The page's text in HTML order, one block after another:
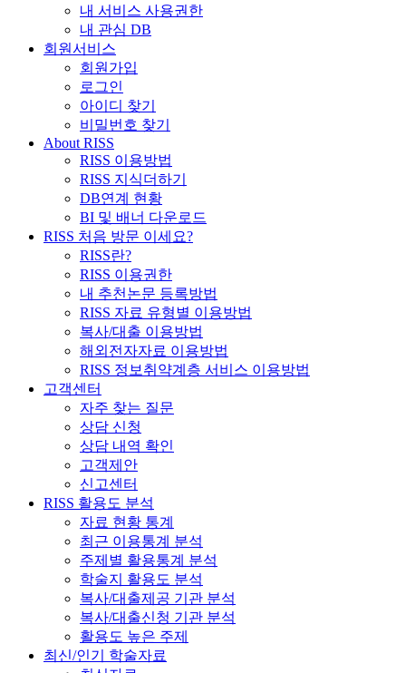
내 서비스 사용권한
내 관심 DB
회원서비스
회원가입
로그인
아이디 찾기
비밀번호 찾기
About RISS
RISS 이용방법
RISS 지식더하기
DB연계 현황
BI 및 배너 다운로드
RISS 처음 방문 이세요?
RISS란?
RISS 이용권한
내 추천논문 등록방법
RISS 자료 유형별 이용방법
복사/대출 이용방법
해외전자자료 이용방법
RISS 정보취약계층 서비스 이용방법
고객센터
자주 찾는 질문
상담 신청
상담 내역 확인
고객제안
신고센터
RISS 활용도 분석
자료 현황 통계
최근 이용통계 분석
주제별 활용통계 분석
학술지 활용도 분석
복사/대출제공 기관 분석
복사/대출신청 기관 분석
활용도 높은 주제
최신/인기 학술자료